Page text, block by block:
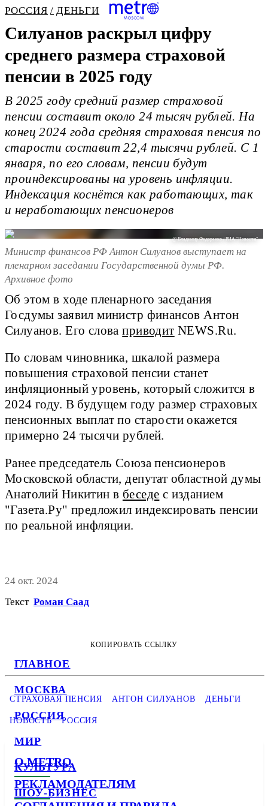
ГЛАВНОЕ
МОСКВА
РОССИЯ
МИР
КУЛЬТУРА
ШОУ-БИЗНЕС
РОССИЯ ДЕНЬГИ
Силуанов раскрыл цифру
среднего размера страховой
пенсии в 2025 году
В 2025 году средний размер страховой
пенсии составит около 24 тысяч рублей. На
конец 2024 года средняя страховая пенсия по
старости составит 22,4 тысячи рублей. С 1
января, по его словам, пенсии будут
проиндексированы на уровень инфляции.
Индексация коснётся как работающих, так
и неработающих пенсионеров
@ Владимир Федоренко / РИА "Новости"
Министр финансов РФ Антон Силуанов выступает на
пленарном заседании Государственной думы РФ.
Архивное фото
Об этом в ходе пленарного заседания
Госдумы заявил министр финансов Антон
Силуанов. Его словаприводит NEWS.Ru.
По словам чиновника, шкалой размера
повышения страховой пенсии станет
инфляционный уровень, который сложится в
2024 году. В будущем году размер страховых
пенсионных выплат по старости окажется
примерно 24 тысячи рублей.
Ранее председатель Союза пенсионеров
Московской области, депутат областной думы
Анатолий Никитин в беседе с изданием
"Газета.Ру" предложил индексировать пенсии
по реальной инфляции.
24 окт. 2024
Текст Роман Саад
КОПИРОВАТЬ ССЫЛКУ
СТРАХОВАЯ ПЕНСИЯ АНТОН СИЛУАНОВ ДЕНЬГИ
НОВОСТЬ РОССИЯ
О METRO
РЕКЛАМОДАТЕЛЯМ